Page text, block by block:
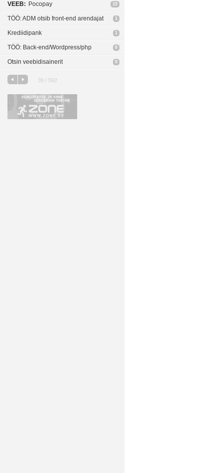
VEEB: Pocopay 15
TÖÖ: ADM otsib front-end arendajat 1
Krediidipank 1
TÖÖ: Back-end/Wordpress/php 0
Otsin veebidisainerit 0
39 / 592